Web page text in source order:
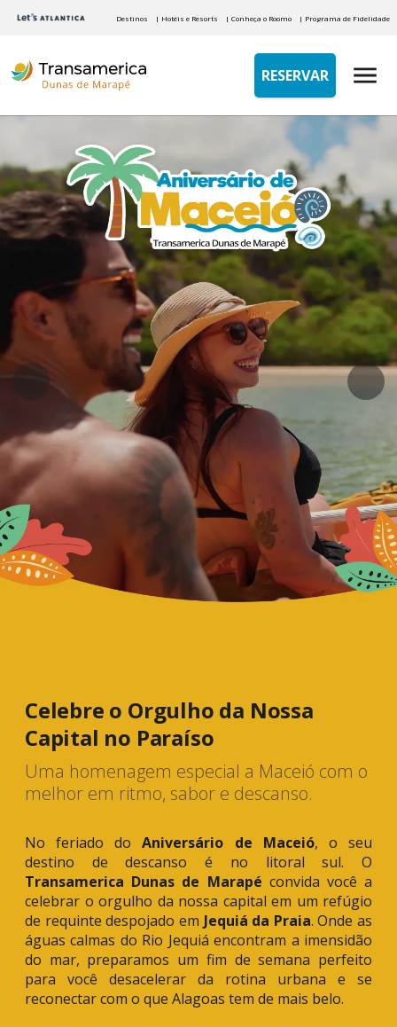
Destinos | Hotéis e Resorts | Conheça o Roomo | Programa de Fidelidade
RESERVAR
Celebre o Orgulho da Nossa
Capital no Paraíso
Uma homenagem especial a Maceió com o
melhor em ritmo, sabor e descanso.
No feriado doAniversário de Maceió, o seu
destino de descanso é no litoral sul. O
Transamerica Dunas de Marapé convida você a
celebrar o orgulho da nossa capital em um refúgio
de requinte despojado em Jequiá da Praia. Onde as
águas calmas do Rio Jequiá encontram a imensidão
do mar, preparamos um fim de semana perfeito
para você desacelerar da rotina urbana e se
reconectar com o que Alagoas tem de mais belo.